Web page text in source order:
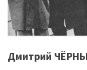
Дмитрий